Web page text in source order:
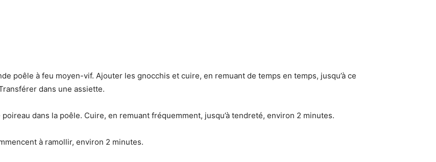
poêle à feu moyen-vif. Ajouter les gnocchis et cuire, en remuant de temps en temps, jusqu’à ce
dans une assiette.
dans la poêle. Cuire, en remuant fréquemment, jusqu’à tendreté, environ 2 minutes.
à ramollir, environ 2 minutes.